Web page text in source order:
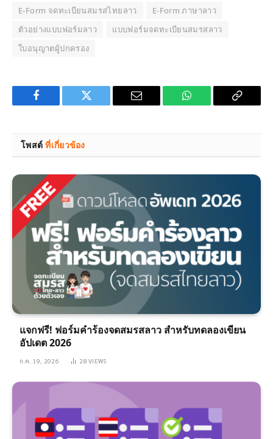
E-Form จดทะเบียนสมรสไทยลาว
E-Form ภาษาลาว
ตัวอย่างแบบฟอร์มลาว
แบบฟอร์มจดทะเบียนสมรสลาว
ใบอนุญาตผู้ปกครอง
Facebook Twitter Email WhatsApp Copy
โพสต์ที่เกี่ยวข้อง
แจกฟรี! ฟอร์มคำร้องจดสมรสลาว สำหรับทดลองเขียน
อัปเดต 2026
ก.ค. 19, 2026 28VIEWS